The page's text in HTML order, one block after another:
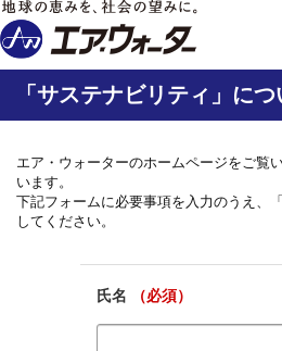
「サステナビリティ」に
エア・ウォーターのホームページをご覧
います。
下記フォームに必要事項を入力のうえ、
してください。
氏名 （必須）